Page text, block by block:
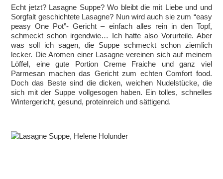
Echt jetzt? Lasagne Suppe? Wo bleibt die mit Liebe und und
Sorgfalt geschichtete Lasagne? Nun wird auch sie zum “easy
peasy One Pot”- Gericht – einfach alles rein in den Topf,
schmeckt schon irgendwie… Ich hatte also Vorurteile. Aber
was soll ich sagen, die Suppe schmeckt schon ziemlich
lecker. Die Aromen einer Lasagne vereinen sich auf meinem
Löffel, eine gute Portion Creme Fraiche und ganz viel
Parmesan machen das Gericht zum echten Comfort food.
Doch das Beste sind die dicken, weichen Nudelstücke, die
sich mit der Suppe vollgesogen haben. Ein tolles, schnelles
Wintergericht, gesund, proteinreich und sättigend.